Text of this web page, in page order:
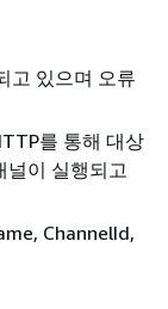
고 있으며 오류
를 통해 대상
널이 실행되고
ChannelId,